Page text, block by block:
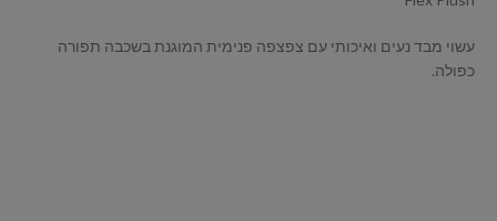
עשוי מבד נעים ואיכותי עם צפצפה פנימית המוגנת בשכבה תפורה
כפולה.